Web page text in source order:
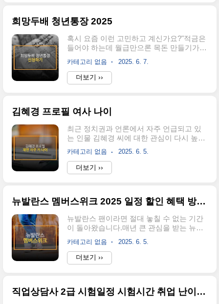
차세를 제때 납부하지 못하면 어떤 불이익
3% 가산금 발생장기 체납 시 중가산금
0.75% 매월 추가 부과번호판 영치, 차량 공
매 처분재산 압류 가능성자동차 검사 제한
등록)🚀 한마디로 자동차세는 반드시 기한
희망두배 청년통장 2025
혹시 요즘 이런 고민하고 계신가요?"적금은
들어야 하는데 월급만으론 목돈 만들기가
너무 어렵다..."서울시 청년이라면 이 고민,
이제 조금 덜어낼 수 있습니다.희망두배 청
년통장 2025년 신청이 곧 시작되거든요!이
글에서 신청 조건부터 준비서류, 신청방법,
두배 청년통장 신청하기🔎 희망두배 청년통
하는 제도입니다.내가 저축하는 금액에 서
울시 예산과 후원금이 추가 적립되어, 만기
시 큰 금액의 목돈이 만들어집니다.쉽게 말
해,내가 1만원을 저축하면 서울시가 추가로
적립해 주는 '매칭 적립' 방식입니다.목돈이
카테고리 없음 2025. 6. 7.
더보기 ››
김혜경 프로필 여사 나이
최근 정치권과 언론에서 자주 언급되고 있
는 인물 김혜경 씨에 대한 관심이 다시 높아
지고 있습니다.특히 이재명 더불어민주당
대표의 배우자로서 정치적 행보와 함께 주
목받고 있는데요.이번 글에서는 김혜경 씨
의 기본 프로필부터 학력, 경력, 최근 이슈까
월 12일출생지: 충청북도 충주시 산척면 (구
관: 안동 김씨 (문정공파)종교: 개신교거주
지: 경기도 성남시 분당구 수내동 양지마을
금호아파트 1단지가족관계:배우자: 이재명
호아버지: 김종진어머니: 창녕 조씨형제: 2
카테고리 없음 2025. 6. 5.
더보기 ››
뉴발란스 멤버스위크 2025 일정 할인 혜택 방법 품목 쿠폰
뉴발란스 팬이라면 절대 놓칠 수 없는 기간
이 돌아왔습니다.매년 큰 관심을 받는 뉴발
란스 멤버스 위크가 2025년에도 더욱 풍성
한 혜택으로 준비되었습니다.이번 행사에
참여하기 전, 알아두면 유용한 정보들을 한
눈에 정리해 드립니다! ✅ 뉴발란스 멤버스
버스위크는 6월 4일부터 6월 16일까지 약 2
카테고리 없음 2025. 6. 5.
더보기 ››
직업상담사 2급 시험일정 시험시간 취업 난이도 독학 기출문제